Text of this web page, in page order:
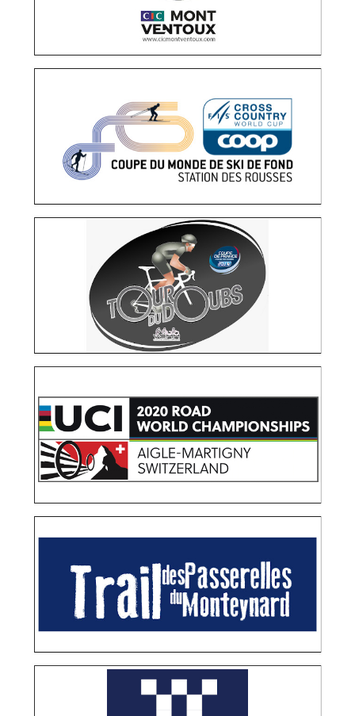
COUPE DU MONDE SKI DE FOND AUX ROUSSES
OPÉRATIONS MÉDIAS
TOUR DU DOUBS
OPÉRATIONS MÉDIAS RELATIONS PRESSE
CHAMPIONNATS DU MONDE UCI AIGLE MARTIGNY
PRESSE STRATÉGIE ET CONSEIL
TRAIL DES PASSERELLES DU MONTEYNARD
RÉGATE DES TROIS CHATEAUX
OPÉRATIONS MÉDIAS RELATIONS PRESSE